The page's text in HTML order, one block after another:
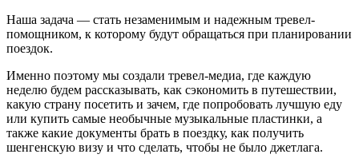
Наша задача — стать незаменимым и надежным тревел-
помощником, к которому будут обращаться при планировании
поездок.
Именно поэтому мы создали тревел-медиа, где каждую
неделю будем рассказывать, как сэкономить в путешествии,
какую страну посетить и зачем, где попробовать лучшую еду
или купить самые необычные музыкальные пластинки, а
также какие документы брать в поездку, как получить
шенгенскую визу и что сделать, чтобы не было джетлага.